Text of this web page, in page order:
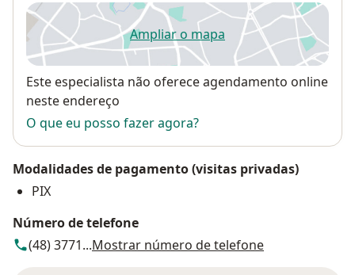
Ampliar o mapaabre num novo separador
Disponibilidade
Este especialista não oferece agendamento online
neste endereço
O que eu posso fazer agora?
Modalidades de pagamento (visitas privadas)
PIX
Número de telefone
(48) 3771...Mostrar número de telefone